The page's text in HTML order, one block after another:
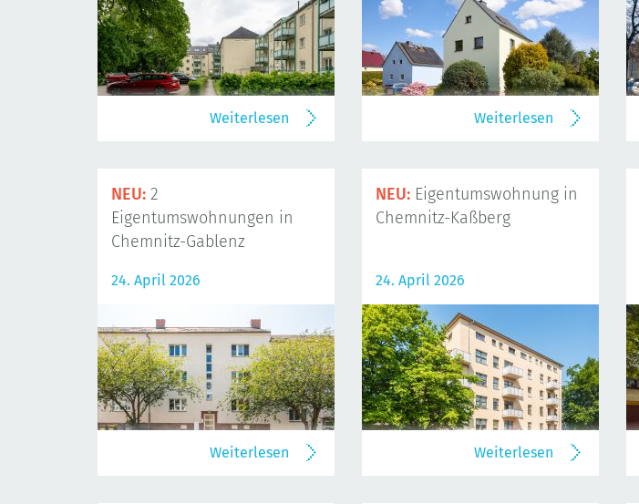
Weiterlesen Weiterlesen
NEU: 2
Eigentumswohnungen in
Chemnitz-Gablenz
24. April 2026
Weiterlesen
NEU: Eigentumswohnung in
Chemnitz-Kaßberg
24. April 2026
Weiterlesen